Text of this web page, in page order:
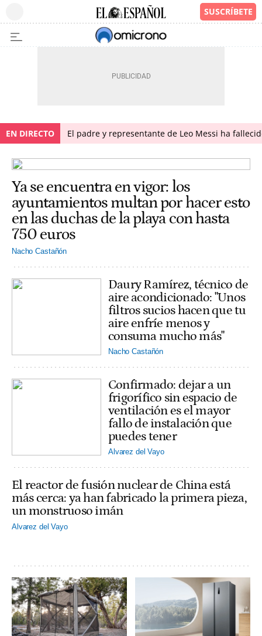
EN DIRECTO El padre y representante de Leo Messi ha
Ya se encuentra en vigor: los
ayuntamientos multan por hacer esto
en las duchas de la playa con hasta
750 euros
Nacho Castañón
Daury Ramírez, técnico de
aire acondicionado: "Unos
filtros sucios hacen que tu
aire enfríe menos y
consuma mucho más"
Nacho Castañón
Confirmado: dejar a un
frigorífico sin espacio de
ventilación es el mayor
fallo de instalación que
puedes tener
Alvarez del Vayo
El reactor de fusión nuclear de China está
más cerca: ya han fabricado la primera pieza,
un monstruoso imán
Alvarez del Vayo